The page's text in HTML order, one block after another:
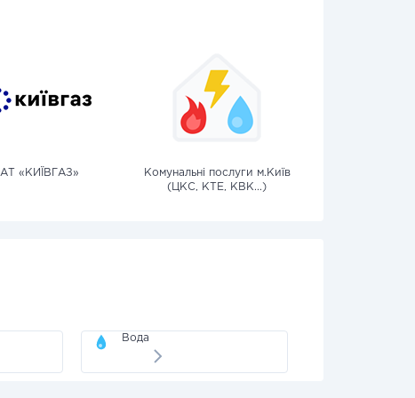
АТ «КИЇВГАЗ»
Комунальні послуги м.Київ
(ЦКС, КТЕ, КВК...)
Вода